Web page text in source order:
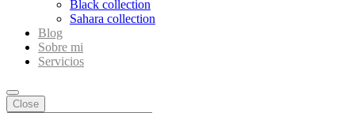
Black collection
Sahara collection
Blog
Sobre mi
Servicios
Close